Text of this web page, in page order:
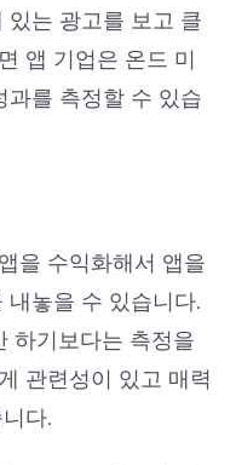
있는 광고를 보고 클
앱 기업은 온드 미
를 측정할 수 있습
을 수익화해서 앱을
내놓을 수 있습니다.
하기보다는 측정을
관련성이 있고 매력
다.